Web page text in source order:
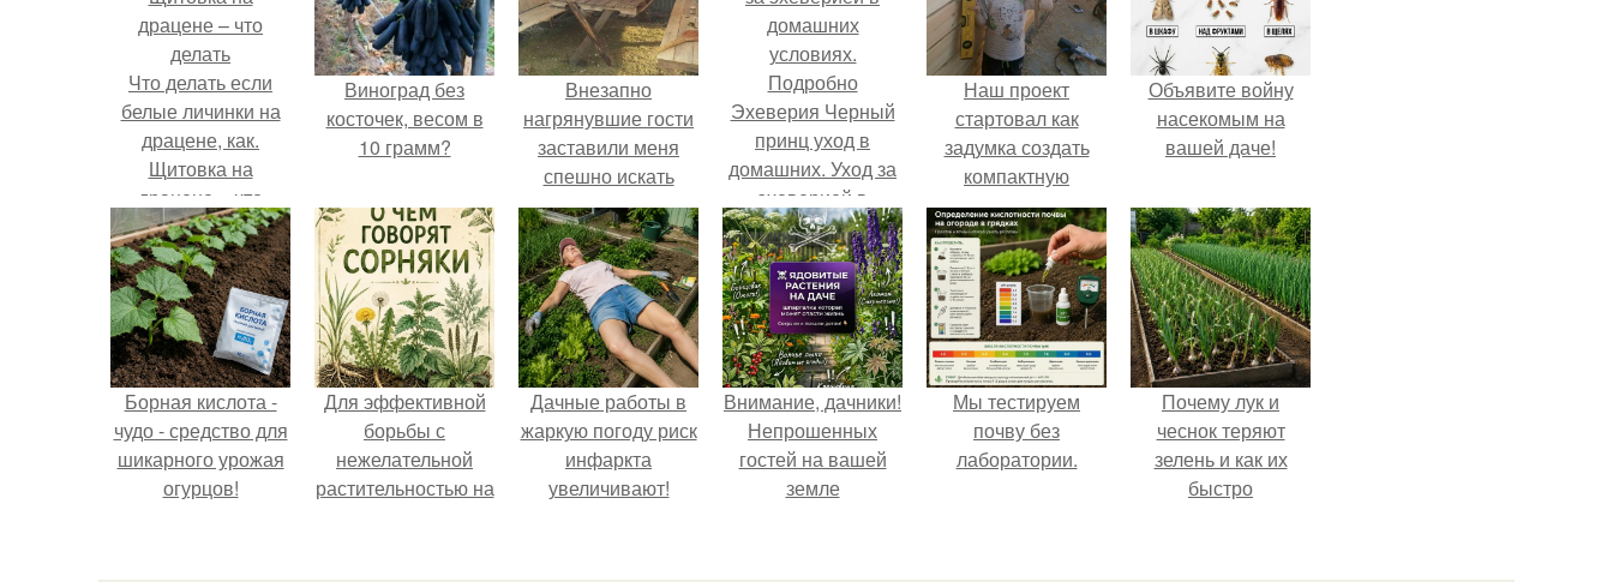
Что делать если
белые личинки на
драцене, как.
Щитовка на
драцене – что
делать
Виноград без
косточек, весом в
10 грамм?
Внезапно
нагрянувшие гости
заставили меня
спешно искать
решение, так как на
обстоятельный
ремонт времени
катастрофически не
хватало.
Эхеверия Черный
принц уход в
домашних. Уход за
эхеверией в
домашних
условиях.
Подробно
Наш проект
стартовал как
задумка создать
компактную
беседку для
отдыха.
Объявите войну
насекомым на
вашей даче!
Борная кислота -
чудо - средство для
шикарного урожая
огурцов!
Для эффективной
борьбы с
нежелательной
растительностью на
участке крайне
Дачные работы в
жаркую погоду риск
инфаркта
увеличивают!
Внимание, дачники!
Непрошенных
гостей на вашей
земле
Мы тестируем
почву без
лаборатории.
Почему лук и
чеснок теряют
зелень и как их
быстро